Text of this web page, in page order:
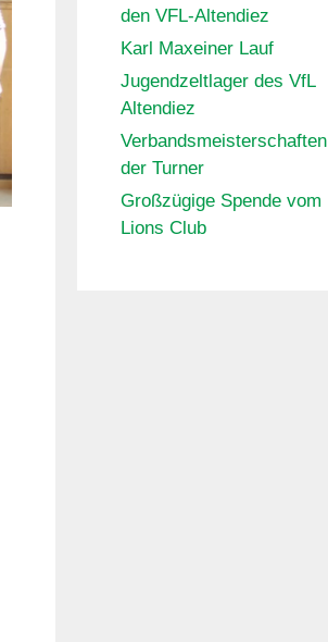
den VFL-Altendiez
Karl Maxeiner Lauf
Jugendzeltlager des VfL
Altendiez
Verbandsmeisterschaften
der Turner
Großzügige Spende vom
Lions Club